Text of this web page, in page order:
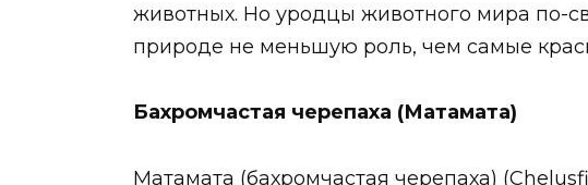
животных. Но уродцы животного мира по-
природе не меньшую роль, чем самые
Бахромчастая черепаха (Матамата)
Матамата (бахромчастая черепаха)